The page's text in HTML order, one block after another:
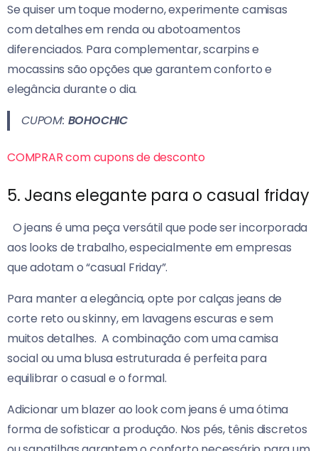
Se quiser um toque moderno, experimente camisas
com detalhes em renda ou abotoamentos
diferenciados. Para complementar, scarpins e
mocassins são opções que garantem conforto e
elegância durante o dia.
CUPOM: BOHOCHIC
COMPRAR com cupons de desconto
5. Jeans elegante para o casual friday
O jeans é uma peça versátil que pode ser incorporada
aos looks de trabalho, especialmente em empresas
que adotam o “casual Friday”.
Para manter a elegância, opte por calças jeans de
corte reto ou skinny, em lavagens escuras e sem
muitos detalhes. A combinação com uma camisa
social ou uma blusa estruturada é perfeita para
equilibrar o casual e o formal.
Adicionar um blazer ao look com jeans é uma ótima
forma de sofisticar a produção. Nos pés, tênis discretos